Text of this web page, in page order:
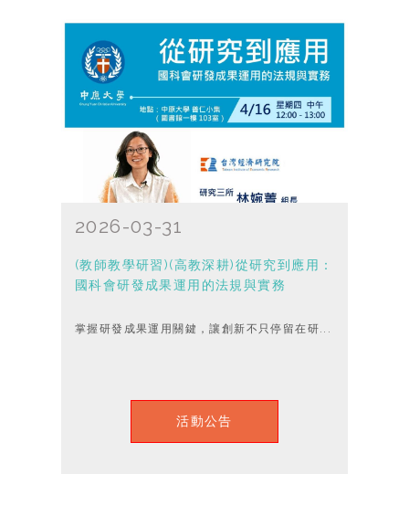
2026-03-31
(教師教學研習)(高教深耕)從研究到應用：
國科會研發成果運用的法規與實務
掌握研發成果運用關鍵，讓創新不只停留在研...
活動公告